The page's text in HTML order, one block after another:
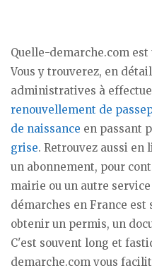
Quelle-demarche.com
Vous y trouverez, en
administratives à
renouvellement de
de naissance en passant
grise. Retrouvez aussi
un abonnement, pour
mairie ou un autre
démarches en France
obtenir un permis, un
C'est souvent long et
demarche.com vous